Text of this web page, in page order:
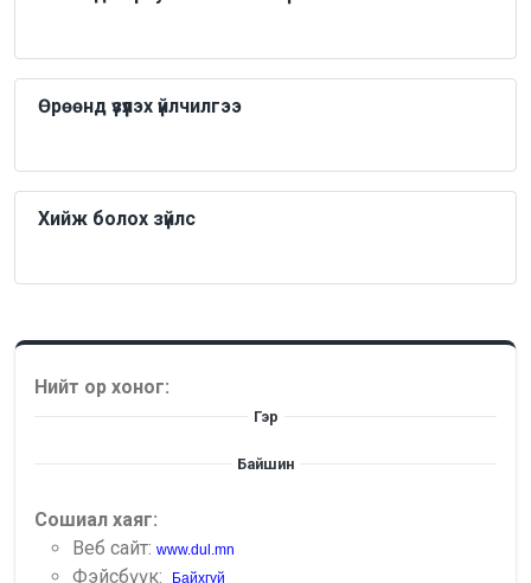
Өрөөнд үзүүлэх үйлчилгээ
Хийж болох зүйлс
Нийт ор хоног:
Гэр
Байшин
Сошиал хаяг:
Веб сайт: www.dul.mn
Фэйсбүүк: Байхгүй